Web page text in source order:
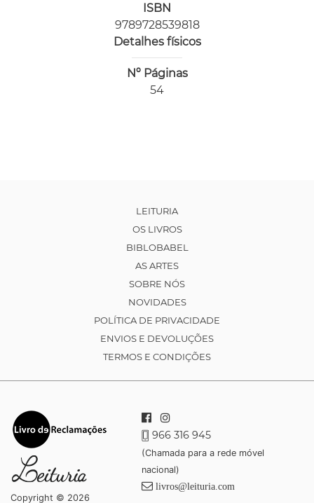
ISBN
9789728539818
Detalhes físicos
Nº Páginas
54
LEITURIA
OS LIVROS
BIBLOBABEL
AS ARTES
SOBRE NÓS
NOVIDADES
POLÍTICA DE PRIVACIDADE
ENVIOS E DEVOLUÇÕES
TERMOS E CONDIÇÕES
Copyright © 2026
966 316 945
(Chamada para a rede móvel
nacional)
livros@leituria.com